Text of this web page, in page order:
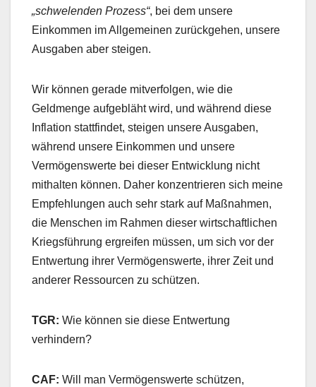
„schwelenden Prozess“, bei dem unsere
Einkommen im Allgemeinen zurückgehen, unsere
Ausgaben aber steigen.
Wir können gerade mitverfolgen, wie die
Geldmenge aufgebläht wird, und während diese
Inflation stattfindet, steigen unsere Ausgaben,
während unsere Einkommen und unsere
Vermögenswerte bei dieser Entwicklung nicht
mithalten können. Daher konzentrieren sich meine
Empfehlungen auch sehr stark auf Maßnahmen,
die Menschen im Rahmen dieser wirtschaftlichen
Kriegsführung ergreifen müssen, um sich vor der
Entwertung ihrer Vermögenswerte, ihrer Zeit und
anderer Ressourcen zu schützen.
TGR: Wie können sie diese Entwertung
verhindern?
CAF: Will man Vermögenswerte schützen,